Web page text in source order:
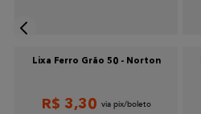
Lixa Ferro Grão 50 - Norton
R$ 3,30